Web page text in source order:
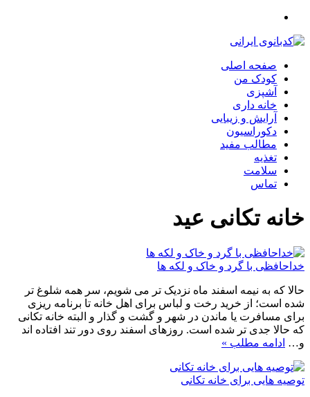
صفحه اصلی
کودک من
آشپزی
خانه داری
آرایش و زیبایی
دکوراسیون
مطالب مفید
تغذیه
سلامت
تماس
خانه تکانی عید
خداحافظی با گرد و خاک و لکه ها
حالا که به نیمه اسفند ماه نزدیک تر می شویم، سر همه شلوغ تر
شده است؛ از خرید رخت و لباس برای اهل خانه تا برنامه ریزی
برای مسافرت یا ماندن در شهر و گشت و گذار و البته خانه تکانی
که حالا جدی تر شده است. روزهای اسفند روی دور تند افتاده اند
و… ادامه مطلب »
توصیه هایی برای خانه تکانی